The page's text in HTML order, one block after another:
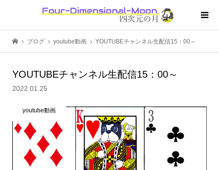
ブログ youtube動画 YOUTUBEチャンネル生配信15：00～
YOUTUBEチャンネル生配信15：00～
2022.01.25
youtube動画